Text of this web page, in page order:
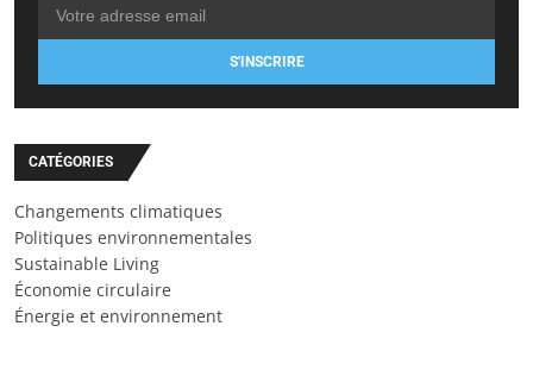
S'INSCRIRE
CATÉGORIES
Changements climatiques
Politiques environnementales
Sustainable Living
Économie circulaire
Énergie et environnement